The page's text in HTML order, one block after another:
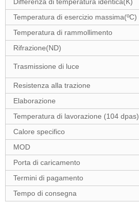
Temperatura di esercizio massima(ºC)
Temperatura di rammollimento
Rifrazione(ND)
Trasmissione di luce
Resistenza alla trazione
Elaborazione
Temperatura di lavorazione (104 dpas)
Calore specifico
MOD
Porta di caricamento
Termini di pagamento
Tempo di consegna